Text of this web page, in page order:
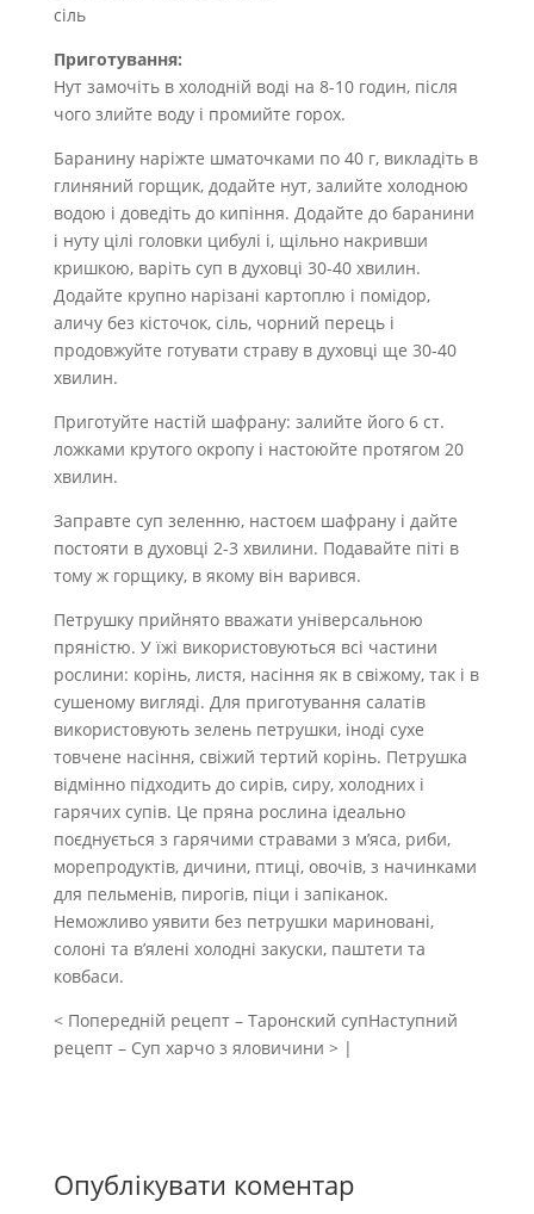
сіль
Приготування:
Нут замочіть в холодній воді на 8-10 годин, після
чого злийте воду і промийте горох.
Баранину наріжте шматочками по 40 г, викладіть в
глиняний горщик, додайте нут, залийте холодною
водою і доведіть до кипіння. Додайте до баранини
і нуту цілі головки цибулі і, щільно накривши
кришкою, варіть суп в духовці 30-40 хвилин.
Додайте крупно нарізані картоплю і помідор,
аличу без кісточок, сіль, чорний перець і
продовжуйте готувати страву в духовці ще 30-40
хвилин.
Приготуйте настій шафрану: залийте його 6 ст.
ложками крутого окропу і настоюйте протягом 20
хвилин.
Заправте суп зеленню, настоєм шафрану і дайте
постояти в духовці 2-3 хвилини. Подавайте піті в
тому ж горщику, в якому він варився.
Петрушку прийнято вважати універсальною
пряністю. У їжі використовуються всі частини
рослини: корінь, листя, насіння як в свіжому, так і в
сушеному вигляді. Для приготування салатів
використовують зелень петрушки, іноді сухе
товчене насіння, свіжий тертий корінь. Петрушка
відмінно підходить до сирів, сиру, холодних і
гарячих супів. Це пряна рослина ідеально
поєднується з гарячими стравами з м’яса, риби,
морепродуктів, дичини, птиці, овочів, з начинками
для пельменів, пирогів, піци і запіканок.
Неможливо уявити без петрушки мариновані,
солоні та в’ялені холодні закуски, паштети та
ковбаси.
< Попередній рецепт – Таронский супНаступний
рецепт – Суп харчо з яловичини > |
Опублікувати коментар